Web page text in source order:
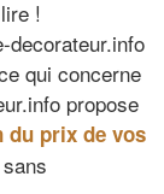
!
decorateur.info
qui concerne
propose
du prix de vos